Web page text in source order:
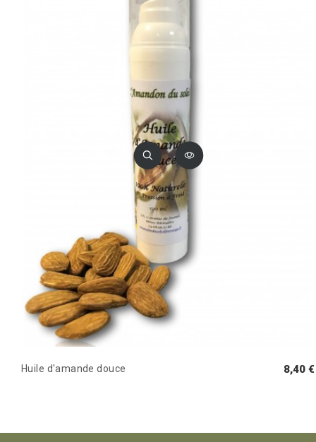
Huile d'amande douce 8,40 €